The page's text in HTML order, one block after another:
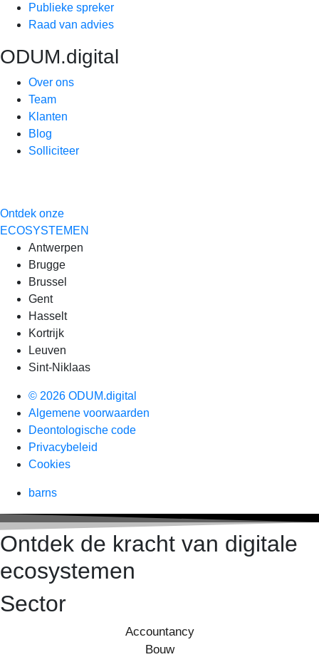
Publieke spreker
Raad van advies
ODUM.digital
Over ons
Team
Klanten
Blog
Solliciteer
Ontdek onze
ECOSYSTEMEN
Antwerpen
Brugge
Brussel
Gent
Hasselt
Kortrijk
Leuven
Sint-Niklaas
© 2026 ODUM.digital
Algemene voorwaarden
Deontologische code
Privacybeleid
Cookies
barns
Ontdek de kracht van digitale
ecosystemen
Sector
Accountancy
Bouw